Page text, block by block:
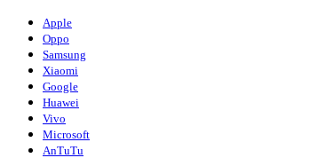
Apple
Oppo
Samsung
Xiaomi
Google
Huawei
Vivo
Microsoft
AnTuTu